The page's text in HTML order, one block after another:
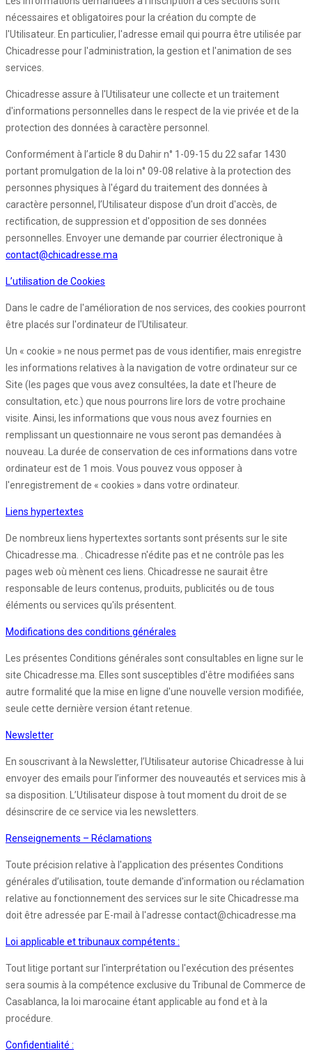
nécessaires et obligatoires pour la création du compte de
l'Utilisateur. En particulier, l'adresse email qui pourra être utilisée par
Chicadresse pour l'administration, la gestion et l'animation de ses
services.
Chicadresse assure à l'Utilisateur une collecte et un traitement
d'informations personnelles dans le respect de la vie privée et de la
protection des données à caractère personnel.
Conformément à l’article 8 du Dahir n° 1-09-15 du 22 safar 1430
portant promulgation de la loi n° 09-08 relative à la protection des
personnes physiques à l'égard du traitement des données à
caractère personnel, l’Utilisateur dispose d'un droit d'accès, de
rectification, de suppression et d'opposition de ses données
personnelles. Envoyer une demande par courrier électronique à
contact@chicadresse.ma
L’utilisation de Cookies
Dans le cadre de l'amélioration de nos services, des cookies pourront
être placés sur l'ordinateur de l'Utilisateur.
Un « cookie » ne nous permet pas de vous identifier, mais enregistre
les informations relatives à la navigation de votre ordinateur sur ce
Site (les pages que vous avez consultées, la date et l'heure de
consultation, etc.) que nous pourrons lire lors de votre prochaine
visite. Ainsi, les informations que vous nous avez fournies en
remplissant un questionnaire ne vous seront pas demandées à
nouveau. La durée de conservation de ces informations dans votre
ordinateur est de 1 mois. Vous pouvez vous opposer à
l'enregistrement de « cookies » dans votre ordinateur.
Liens hypertextes
De nombreux liens hypertextes sortants sont présents sur le site
Chicadresse.ma. . Chicadresse n'édite pas et ne contrôle pas les
pages web où mènent ces liens. Chicadresse ne saurait être
responsable de leurs contenus, produits, publicités ou de tous
éléments ou services qu'ils présentent.
Modifications des conditions générales
Les présentes Conditions générales sont consultables en ligne sur le
site Chicadresse.ma. Elles sont susceptibles d'être modifiées sans
autre formalité que la mise en ligne d'une nouvelle version modifiée,
seule cette dernière version étant retenue.
Newsletter
En souscrivant à la Newsletter, l’Utilisateur autorise Chicadresse à lui
envoyer des emails pour l’informer des nouveautés et services mis à
sa disposition. L’Utilisateur dispose à tout moment du droit de se
désinscrire de ce service via les newsletters.
Renseignements – Réclamations
Toute précision relative à l'application des présentes Conditions
générales d’utilisation, toute demande d'information ou réclamation
relative au fonctionnement des services sur le site Chicadresse.ma
doit être adressée par E-mail à l'adresse contact@chicadresse.ma
Loi applicable et tribunaux compétents :
Tout litige portant sur l'interprétation ou l'exécution des présentes
sera soumis à la compétence exclusive du Tribunal de Commerce de
Casablanca, la loi marocaine étant applicable au fond et à la
procédure.
Confidentialité :